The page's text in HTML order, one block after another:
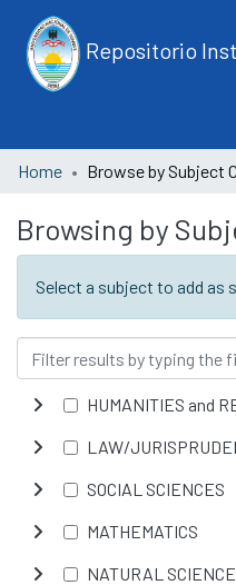
Repositorio
Home Browse by Subject
Browsing by
Select a subject to add as
HUMANITIES and
LAW/
SOCIAL SCIENCES
MATHEMATICS
NATURAL